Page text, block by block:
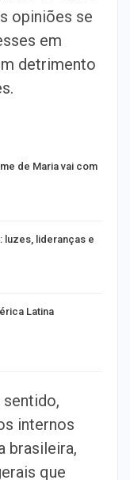
opiniões se
em
detrimento
de Maria vai com
luzes, lideranças e
Latina
sentido,
internos
brasileira,
que